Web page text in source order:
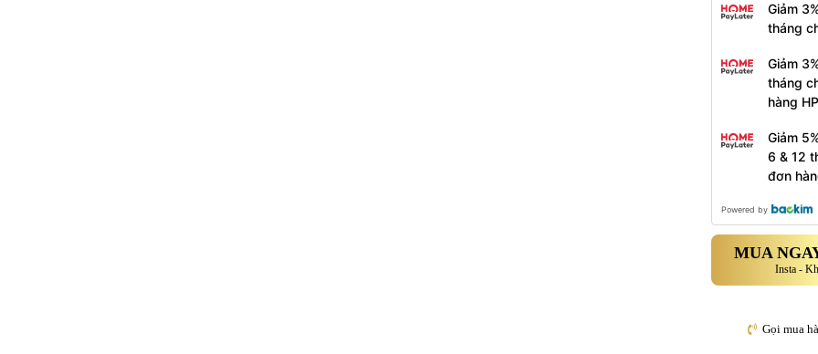
Giảm
tháng
Giảm
tháng
hàng
Giảm
6 & 12
đơn
Powered by
MUA
Insta -
Gọi mua